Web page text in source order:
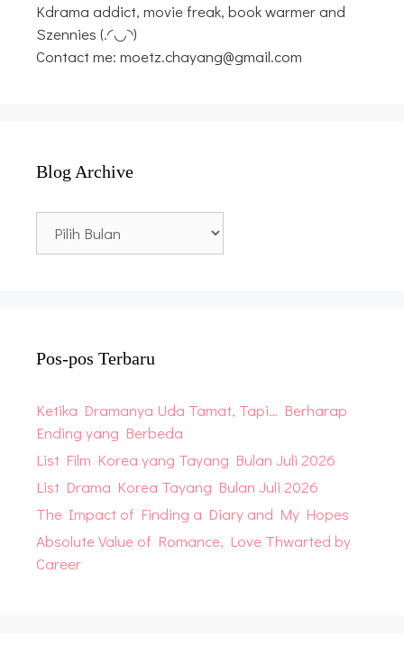
Kdrama addict, movie freak, book warmer and
Szennies (.◜◡◝)
Contact me: moetz.chayang@gmail.com
Blog Archive
Archive
Pos-pos Terbaru
Ketika Dramanya Uda Tamat, Tapi… Berharap
Ending yang Berbeda
List Film Korea yang Tayang Bulan Juli 2026
List Drama Korea Tayang Bulan Juli 2026
The Impact of Finding a Diary and My Hopes
Absolute Value of Romance, Love Thwarted by
Career